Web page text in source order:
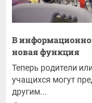
В
новая функция
Теперь родители
учащихся могут
другим...